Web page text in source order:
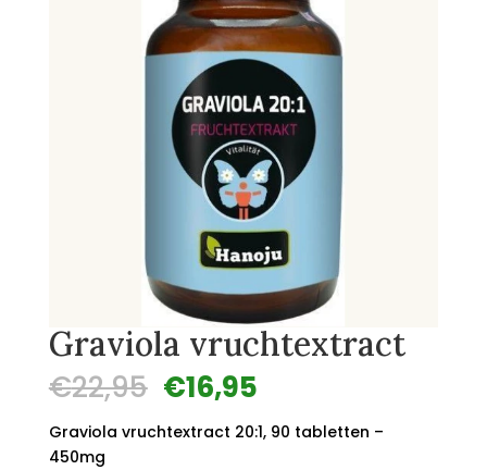
Graviola vruchtextract
€22,95 Oorspronkelijke
prijs
was:
€16,95Huidige
is:
Graviola vruchtextract 20:1, 90 tabletten –
450mg